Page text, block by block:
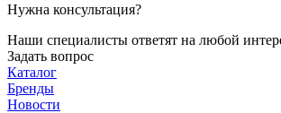
Нужна консультация?
Наши специалисты ответят на любой
Задать вопрос
Каталог
Бренды
Новости